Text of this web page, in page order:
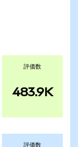
評価数
483.9K
評価数